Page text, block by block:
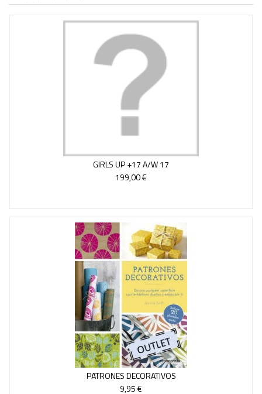
GIRLS UP +17 A/W 17
199,00 €
PATRONES DECORATIVOS
9,95 €